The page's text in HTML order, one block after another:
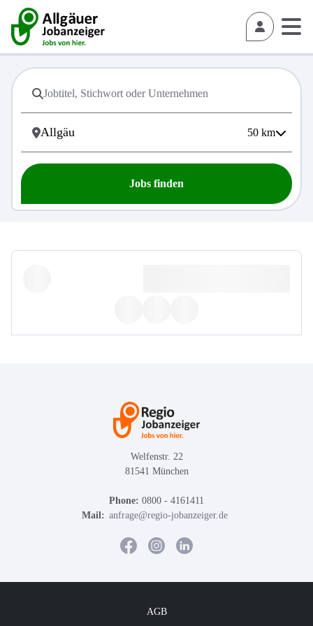
50 km
Jobs finden
Welfenstr. 22
81541 München
Phone: 0800 - 4161411
Mail: anfrage@regio-jobanzeiger.de
AGB